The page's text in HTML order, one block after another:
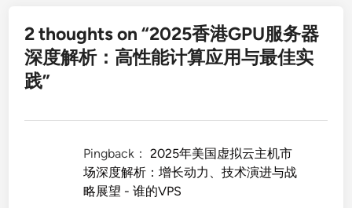
2 thoughts on “2025香港GPU服务器
深度解析：高性能计算应用与最佳实
践”
Pingback：2025年美国虚拟云主机市
场深度解析：增长动力、技术演进与战
略展望 - 谁的VPS